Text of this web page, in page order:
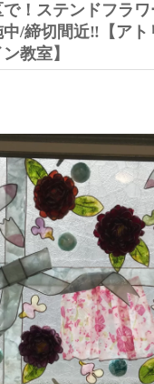
！ステンドフラ
/締切間近‼【アト
教室】